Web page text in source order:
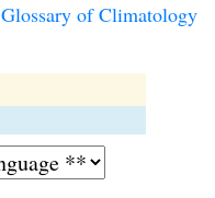
Glossary of Climatology